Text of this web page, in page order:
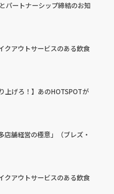
パートナーシップ締結のお知
クアウトサービスのある飲食
上げろ！】あのHOTSPOTが
店舗経営の極意」（ブレズ・
クアウトサービスのある飲食